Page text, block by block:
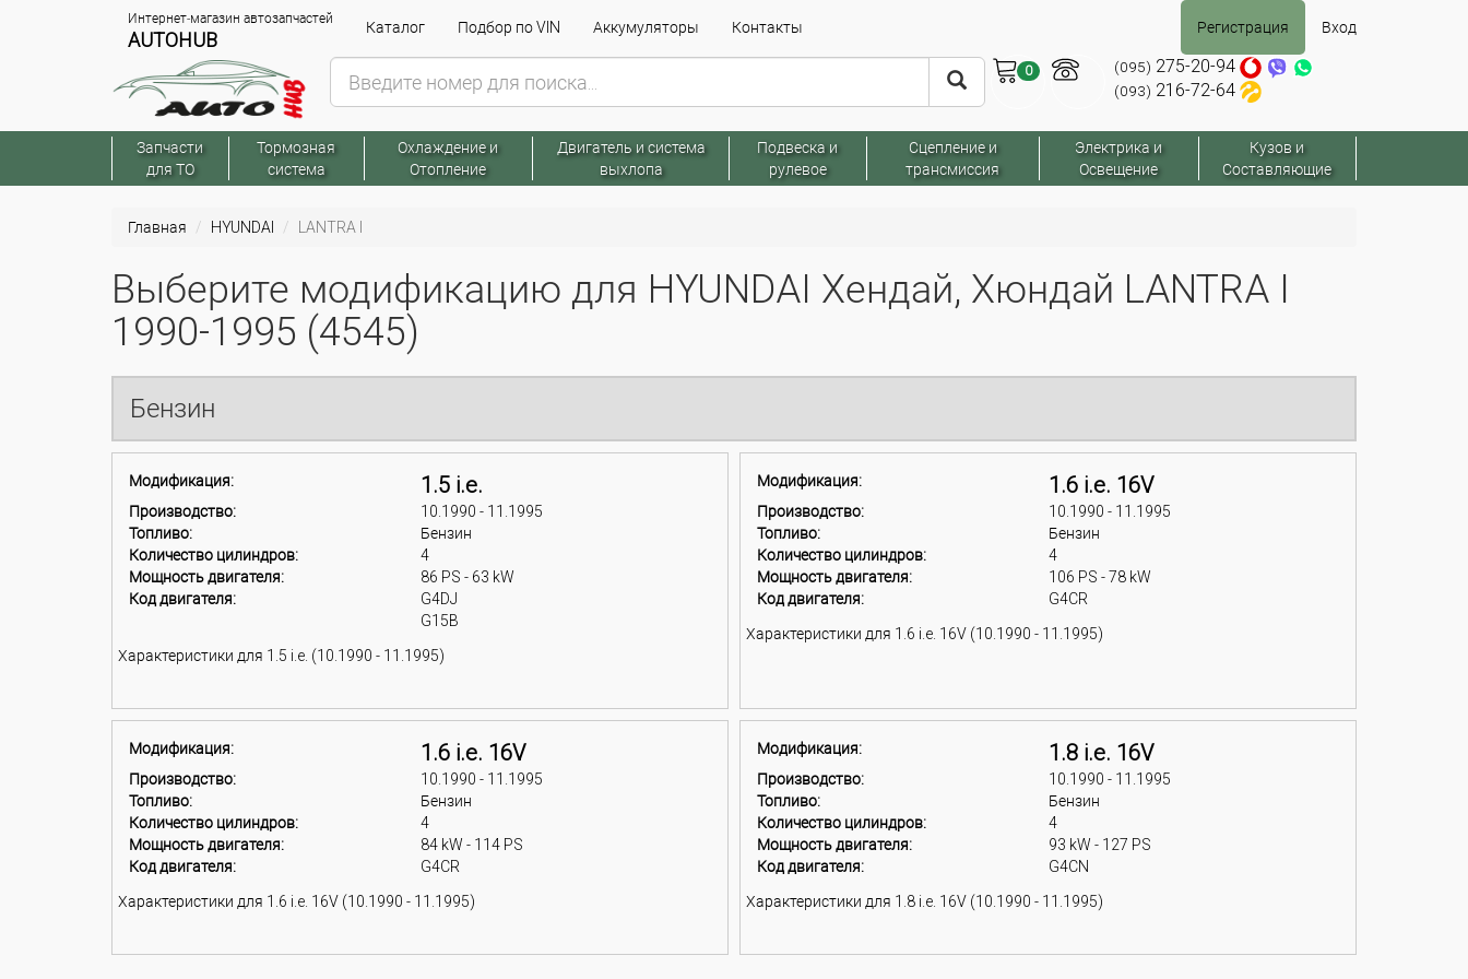
Интернет-магазин автозапчастей
AUTOHUB
Каталог Подбор по VIN Аккумуляторы Контакты Регистрация Вход
0 (095) 275-20-94
(093) 216-72-64
Запчасти
для ТО
Тормозная
система
Охлаждение и
Отопление
Двигатель и система
выхлопа
Подвеска и
рулевое
Сцепление и
трансмиссия
Электрика и
Освещение
Кузов и
Составляющие
Главная HYUNDAI LANTRA I
Выберите модификацию для HYUNDAI Хендай, Хюндай LANTRA I
1990-1995 (4545)
Бензин
Модификация: 1.5 i.e.
Производство:
10.1990 - 11.1995
Топливо:
Бензин
Количество цилиндров:
4
Мощность двигателя:
86 PS - 63 kW
Код двигателя:
G4DJ
G15B
Характеристики для 1.5 i.e. (10.1990 - 11.1995)
Модификация: 1.6 i.e. 16V
Производство:
10.1990 - 11.1995
Топливо:
Бензин
Количество цилиндров:
4
Мощность двигателя:
106 PS - 78 kW
Код двигателя:
G4CR
Характеристики для 1.6 i.e. 16V (10.1990 - 11.1995)
Модификация: 1.6 i.e. 16V
Производство:
10.1990 - 11.1995
Топливо:
Бензин
Количество цилиндров:
4
Мощность двигателя:
84 kW - 114 PS
Код двигателя:
G4CR
Характеристики для 1.6 i.e. 16V (10.1990 - 11.1995)
Модификация: 1.8 i.e. 16V
Производство:
10.1990 - 11.1995
Топливо:
Бензин
Количество цилиндров:
4
Мощность двигателя:
93 kW - 127 PS
Код двигателя:
G4CN
Характеристики для 1.8 i.e. 16V (10.1990 - 11.1995)